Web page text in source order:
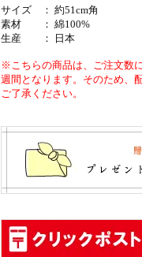
サイズ ： 約51cm角
素材 ： 綿100%
生産 ： 日本
※こちらの商品は、ご注文数
週間となります。そのため、
ご了承ください。